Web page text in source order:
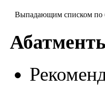
Выпадающим списком по